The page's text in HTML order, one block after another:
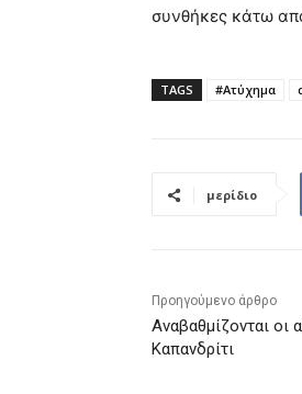
συνθήκες κάτω
TAGS #Ατύχημα
μερίδιο
Προηγούμενο άρθρο
Αναβαθμίζονται οι
Καπανδρίτι